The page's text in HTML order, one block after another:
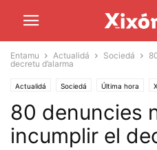
Entamu Actualidá Sociedá
decretu d’alarma
Actualidá Sociedá Última hora
80 denuncies
incumplir el